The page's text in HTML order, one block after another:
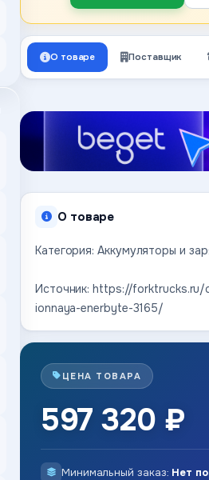
О товаре Поставщик
О товаре
Категория: Аккумуляторы и
Источник: https://
ionnaya-enerbyte-3165/
ЦЕНА ТОВАРА
597 320 ₽
Минимальный заказ: Нет